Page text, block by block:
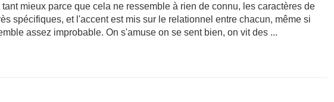
tant mieux parce que cela ne ressemble à rien de connu, les caractères de
spécifiques, et l'accent est mis sur le relationnel entre chacun, même si
assez improbable. On s'amuse on se sent bien, on vit des ...